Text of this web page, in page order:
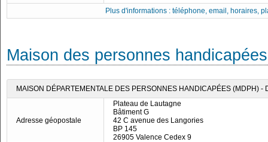
Plus d'informations : téléphone, email, horaires,
Maison des personnes
MAISON DÉPARTEMENTALE DES PERSONNES HANDICAPÉES (MDPH) -
Adresse géopostale
Plateau de Lautagne
Bâtiment G
42 C avenue des Langories
BP 145
26905 Valence Cedex 9